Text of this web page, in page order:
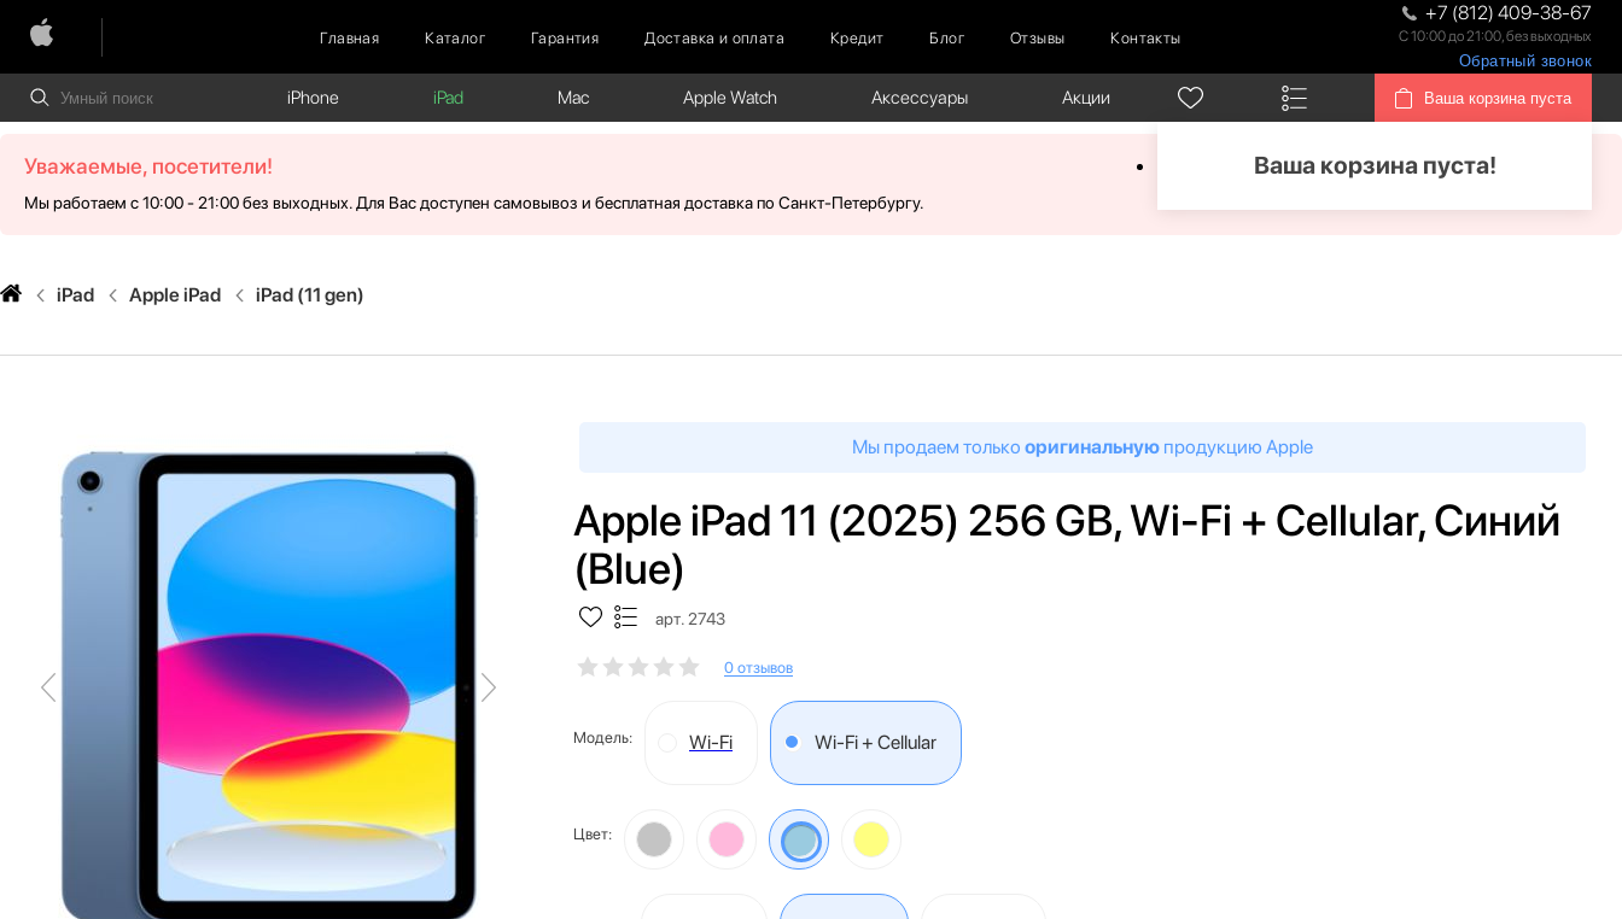
Главная Каталог Гарантия Доставка и оплата Кредит Блог Отзывы Контакты
+7 (812) 409-38-67
С 10:00 до 21:00, без выходных
Обратный звонок
iPhone iPad Mac Apple Watch Аксессуары Акции Ваша корзина пуста
Ваша корзина пуста!
Уважаемые, посетители!
Мы работаем с 10:00 - 21:00 без выходных. Для Вас доступен самовывоз и бесплатная доставка по Санкт-Петербургу.
iPad Apple iPad iPad (11 gen)
Мы продаем только оригинальную продукцию Apple
Apple iPad 11 (2025) 256 GB, Wi-Fi + Cellular, Синий
(Blue)
арт. 2743
0 отзывов
Модель: Wi-Fi Wi-Fi + Cellular
Цвет: